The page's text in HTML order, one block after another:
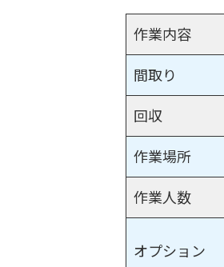
作業内容
間取り
回収
作業場所
作業人数
オプション